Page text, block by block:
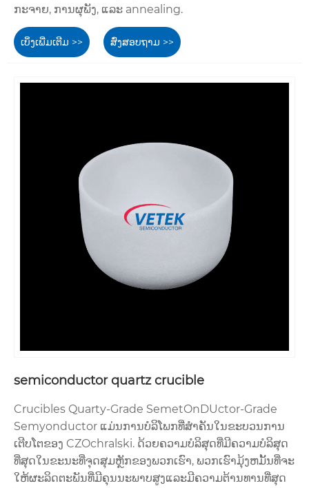
ກະຈາຍ, ການຜຸພັງ, ແລະ annealing.
ເບິ່ງເພີ່ມເຕີມ >> ສົ່ງສອບຖາມ >>
semiconductor quartz crucible
Crucibles Quarty-Grade SemetOnDUctor-Grade
Semyonductor ແມ່ນການບໍລິໂພກທີ່ສໍາຄັນໃນຂະບວນການ
ເຕີບໂຕຂອງ CZOchralski. ດ້ວຍຄວາມບໍລິສຸດທີ່ມີຄວາມບໍລິສຸດ
ທີ່ສຸດໃນຂະນະທີ່ຈຸດສຸມຫຼັກຂອງພວກເຮົາ, ພວກເຮົາມຸ້ງຫມັ້ນທີ່ຈະ
ໃຫ້ຜະລິດຕະພັນທີ່ມີຄຸນນະພາບສູງແລະມີຄວາມຕ້ານທານທີ່ສຸດ